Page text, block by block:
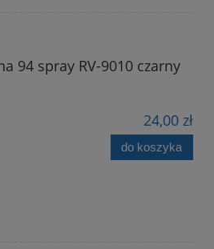
94 spray RV-9010 czarny
24,00 zł
do koszyka